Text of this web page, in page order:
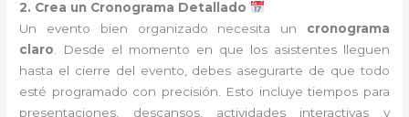
2. Crea un Cronograma Detallado
Un evento bien organizado necesita un cronograma
claro . Desde el momento en que los asistentes lleguen
hasta el cierre del evento, debes asegurarte de que todo
esté programado con precisión. Esto incluye tiempos para
presentaciones, descansos, actividades interactivas y